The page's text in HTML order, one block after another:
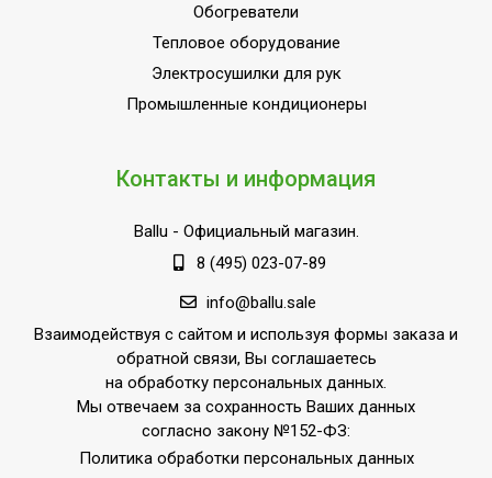
бытового
использования)
пылевлагозащищенности
IP54
Ступени мощности
0,80
Страна производства
РОССИЯ
Поворотный кронштейн
В комплекте
Выносной термостат
Доп.опция
Обогреватели
Тепловое оборудование
Электросушилки для рук
Промышленные кондиционеры
Контакты и информация
Ballu - Официальный магазин.
8 (495) 023-07-89
info@ballu.sale
Взаимодействуя с сайтом и используя формы заказа и
обратной связи, Вы соглашаетесь
на обработку персональных данных.
Мы отвечаем за сохранность Ваших данных
согласно закону №152-ФЗ:
Политика обработки персональных данных